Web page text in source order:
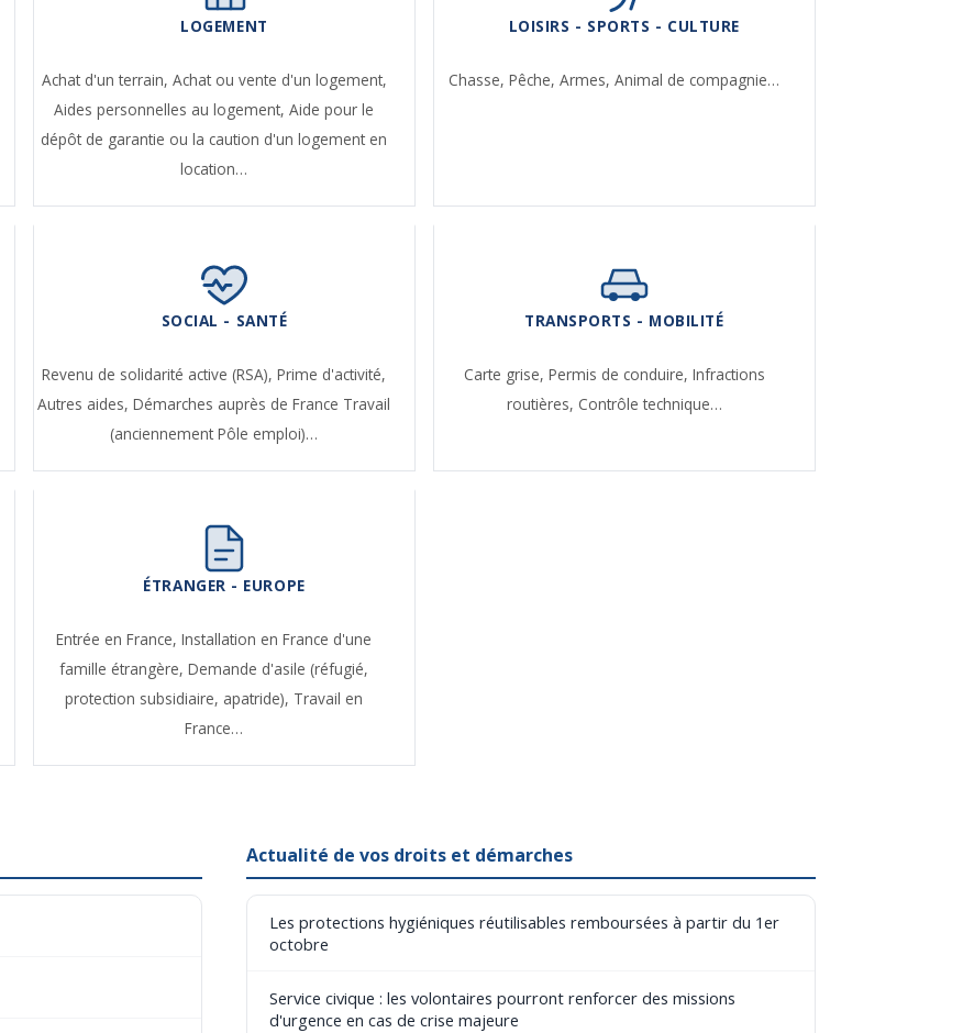
LOGEMENT
Achat d'un terrain, Achat ou vente d'un logement,
Aides personnelles au logement,Aide pour le
dépôt de garantie ou la caution d'un logement en
location…
LOISIRS - SPORTS - CULTURE
Chasse,Pêche,Armes,Animal de compagnie…
SOCIAL - SANTÉ
Revenu de solidarité active (RSA),Prime d'activité,
Autres aides,Démarches auprès de France Travail
(anciennement Pôle emploi)…
TRANSPORTS - MOBILITÉ
Carte grise, Permis de conduire, Infractions
routières, Contrôle technique…
ÉTRANGER - EUROPE
Entrée en France,Installation en France d'une
famille étrangère,Demande d'asile (réfugié,
protection subsidiaire, apatride), Travail en
France…
Actualité de vos droits et démarches
Les protections hygiéniques réutilisables remboursées à partir du 1er
octobre
Service civique : les volontaires pourront renforcer des missions
d'urgence en cas de crise majeure